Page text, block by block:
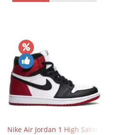
Nike Air Jordan 1 High Satin Black Toe